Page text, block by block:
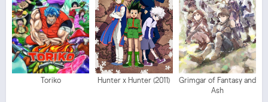
Toriko Hunter x Hunter (2011)
Grimgar of Fantasy and
Ash